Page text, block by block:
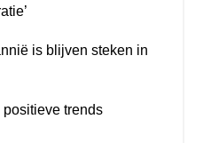
is blijven steken in
trends